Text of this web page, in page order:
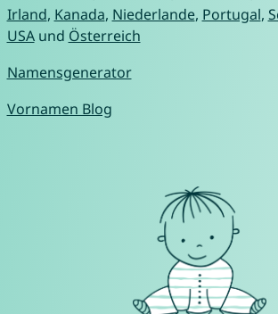
Irland, Kanada, Niederlande, Portugal,
USAund Österreich
Namensgenerator
Vornamen Blog